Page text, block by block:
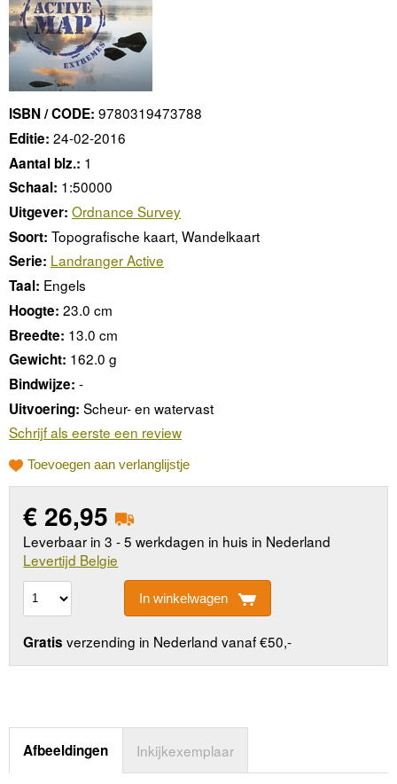
ISBN / CODE: 9780319473788
Editie: 24-02-2016
Aantal blz.: 1
Schaal: 1:50000
Uitgever: Ordnance Survey
Soort: Topografische kaart, Wandelkaart
Serie: Landranger Active
Taal: Engels
Hoogte: 23.0 cm
Breedte: 13.0 cm
Gewicht: 162.0 g
Bindwijze: -
Uitvoering: Scheur- en watervast
Schrijf als eerste een review
Toevoegen aan verlanglijstje
€ 26,95
Leverbaar in 3 - 5 werkdagen in huis in Nederland
Levertijd Belgie
In winkelwagen
Gratis verzending in Nederland vanaf €50,-
Afbeeldingen Inkijkexemplaar